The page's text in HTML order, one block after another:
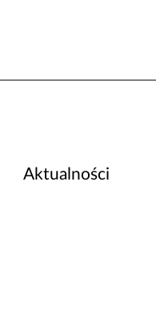
Aktualności